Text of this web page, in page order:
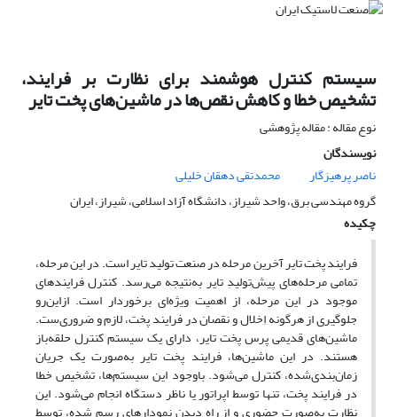
سیستم کنترل هوشمند برای نظارت بر فرایند،
تشخیص خطا و کاهش نقص‌ها در ماشین‌های پخت تایر
نوع مقاله : مقاله پژوهشی
نویسندگان
ناصر پرهیزگار
محمدتقی دهقان خلیلی
گروه مهندسی برق، واحد شیراز، دانشگاه آزاد اسلامی، شیراز، ایران
چکیده
فرایند پخت تایر آخرین مرحله در صنعت تولید تایر است. در این مرحله،
تمامی مرحله‌های پیش‌تولیدِ تایر به‌نتیجه می‌رسد. کنترل فرایندهای
موجود در این مرحله، از اهمیت ویژه‌ای برخوردار است. ازاین‌رو
جلوگیری از هرگونه اِخلال و نقصان در فرایند پخت، لازم و ضروری‌ست.
ماشین‌های قدیمی پرس پخت تایر، دارای یک سیستم کنترل حلقه‌باز
هستند. در این ماشین‌ها، فرایند پخت تایر به‌صورت یک جریان
زمان‌بندی‌شده، کنترل می‌شود. باوجود این سیستم‌ها، تشخیص خطا
در فرایند پخت، تنها توسط اپراتور یا ناظر دستگاه انجام می‌شود. این